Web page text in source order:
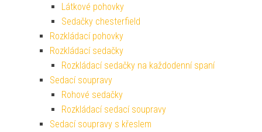
Látkové pohovky
Sedačky chesterfield
Rozkládací pohovky
Rozkládací sedačky
Rozkládací sedačky na každodenní spaní
Sedací soupravy
Rohové sedačky
Rozkládací sedací soupravy
Sedací soupravy s křeslem